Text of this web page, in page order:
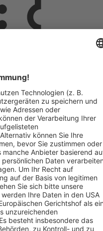
Langen
- Das Ticket berechtigt zum
Wiedereintritt möglich.